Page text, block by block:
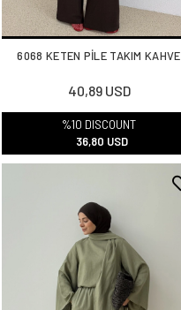
6068 KETEN PİLE TAKIM KAHVE
40,89 USD
%10 DISCOUNT
36,80 USD